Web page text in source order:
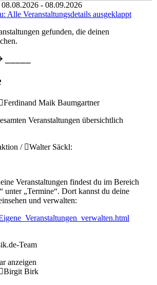
- 08.09.2026
Alle Veranstaltungsdetails ausgeklappt
gefunden, die deinen
Ferdinand Maik Baumgartner
Veranstaltungen übersichtlich
/
Walter Säckl:
Veranstaltungen findest du im Bereich
unter „Termine“. Dort kannst du deine
und verwalten:
Team
anzeigen
Birgit Birk